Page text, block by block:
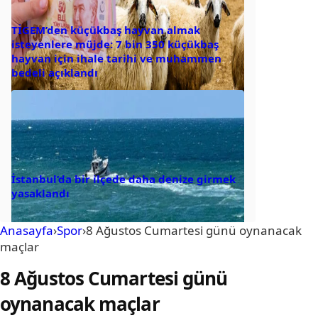
TİGEM’den küçükbaş hayvan almak
isteyenlere müjde: 7 bin 350 küçükbaş
hayvan için ihale tarihi ve muhammen
bedeli açıklandı
İstanbul’da bir ilçede daha denize girmek
yasaklandı
Anasayfa›Spor›8 Ağustos Cumartesi günü oynanacak
maçlar
8 Ağustos Cumartesi günü
oynanacak maçlar